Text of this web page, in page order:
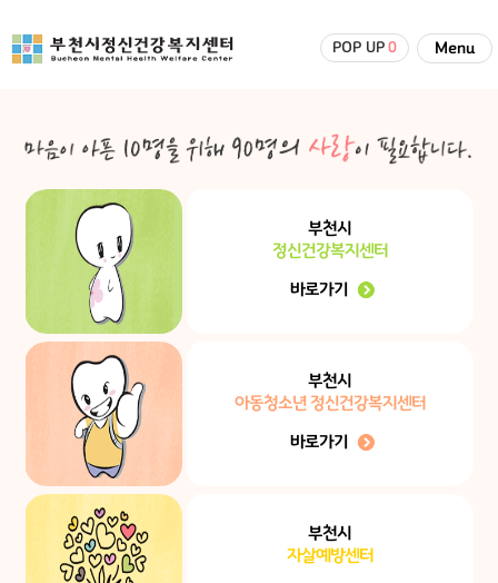
POP UP 0 Menu
부천시
정신건강복지센터
바로가기
부천시
아동청소년 정신건강복지센터
바로가기
부천시
자살예방센터